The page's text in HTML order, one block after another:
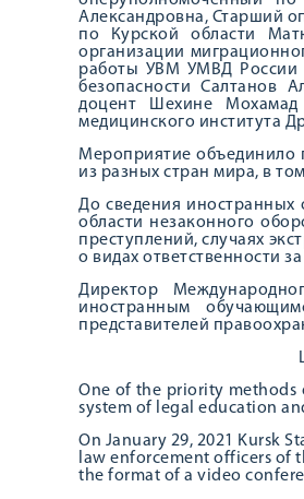
Александровна, Старший
по Курской области
организации
работы УВМ УМВД России
безопасности Салтанов
доцент Шехине Мохамад
медицинского института
Мероприятие объединило
из разных стран мира, в
До сведения
области незаконного
преступлений, случаях
о видах ответственности
Директор
иностранным
представителей
One of the priority
system of legal education
On January 29, 2021 Kursk
law enforcement officers of
the format of a video